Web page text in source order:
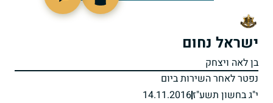
ישראל נחום
בן לאה ויצחק
נפטר לאחר השירות ביום
י"ג בחשון תשע"ז14.11.2016